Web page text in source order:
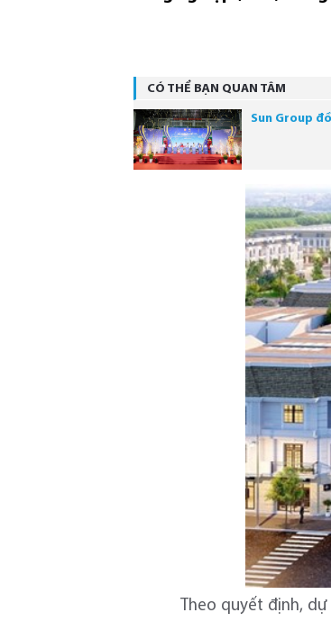
CÓ THỂ BẠN QUAN TÂM
Sun Group
Theo quyết định,